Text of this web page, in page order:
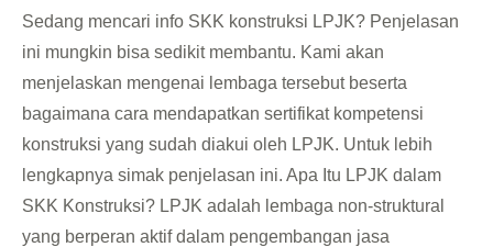
Sedang mencari info SKK konstruksi LPJK? Penjelasan
ini mungkin bisa sedikit membantu. Kami akan
menjelaskan mengenai lembaga tersebut beserta
bagaimana cara mendapatkan sertifikat kompetensi
konstruksi yang sudah diakui oleh LPJK. Untuk lebih
lengkapnya simak penjelasan ini. Apa Itu LPJK dalam
SKK Konstruksi? LPJK adalah lembaga non-struktural
yang berperan aktif dalam pengembangan jasa